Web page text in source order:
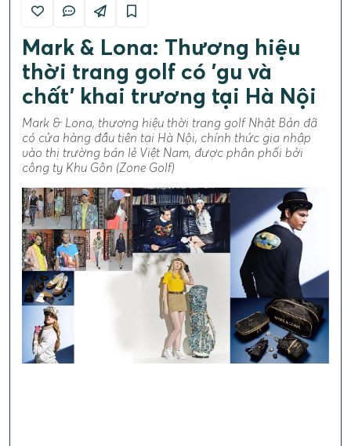
Mark & Lona: Thương hiệu
thời trang golf có 'gu và
chất' khai trương tại Hà Nội
Mark & Lona, thương hiệu thời trang golf Nhật Bản đã
có cửa hàng đầu tiên tại Hà Nội, chính thức gia nhập
vào thị trường bán lẻ Việt Nam, được phân phối bởi
công ty Khu Gôn (Zone Golf)